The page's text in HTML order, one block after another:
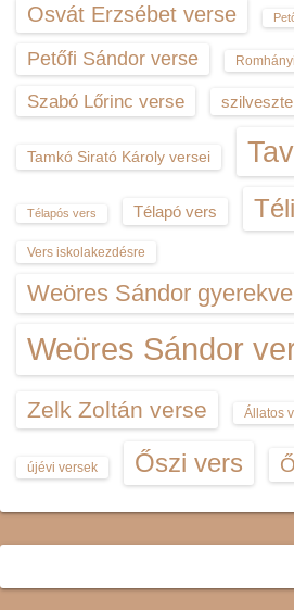
Osvát Erzsébet verse
Petőfi Sándor verse
Szabó Lőrinc verse
Tamkó Sirató Károly versei
Télapós vers Télapó vers
Vers iskolakezdésre
Weöres Sándor
Weöres Sándor
Zelk Zoltán verse Állatos
újévi versek Őszi vers